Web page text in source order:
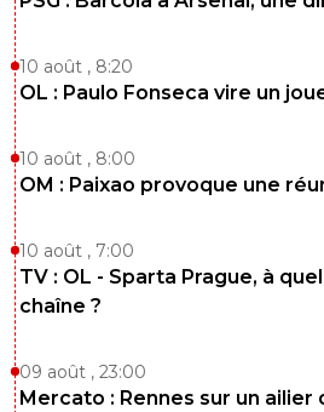
10 août , 8:20
OL : Paulo Fonseca vire un
10 août , 8:00
OM : Paixao provoque une
10 août , 7:00
TV : OL - Sparta Prague, à
chaîne ?
09 août , 23:00
Mercato : Rennes sur un ailier